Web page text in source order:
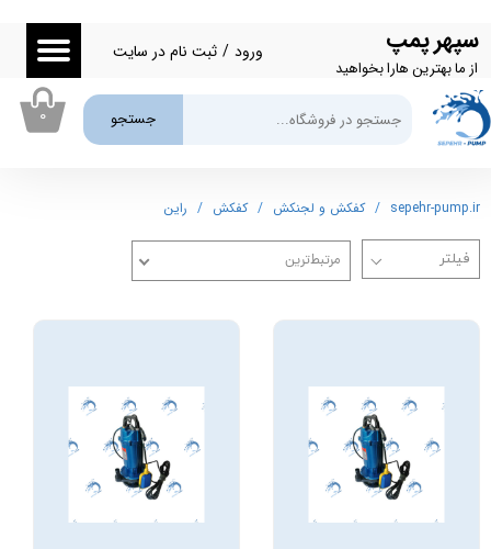
سپهر پمپ
از ما بهترین هارا بخواهید
جستجو
ورود / ثبت نام در سایت
حساب کاربری من
تغییر گذر واژه
سفارشات
خروج از حساب کاربری
۰
sepehr-pump.ir کفکش و لجنکش کفکش راین
مرتبط‌ترین